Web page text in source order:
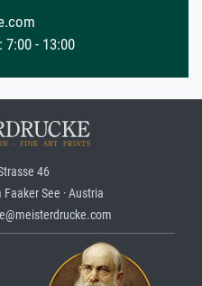
7:00 - 13:00
46
See · Austria